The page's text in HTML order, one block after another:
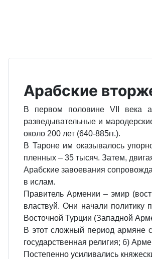
Арабские
В первом половине VII века
разведывательные и
около 200 лет (640-885гг.).
В Тароне им оказывалось
пленных – 35 тысяч. Затем,
Арабские завоевания
в ислам.
Правитель Армении – эмир
властвуй. Они начали
Восточной Турции (Западной
В этот сложный период армяне
государственная религия; б)
Постепенно усиливались